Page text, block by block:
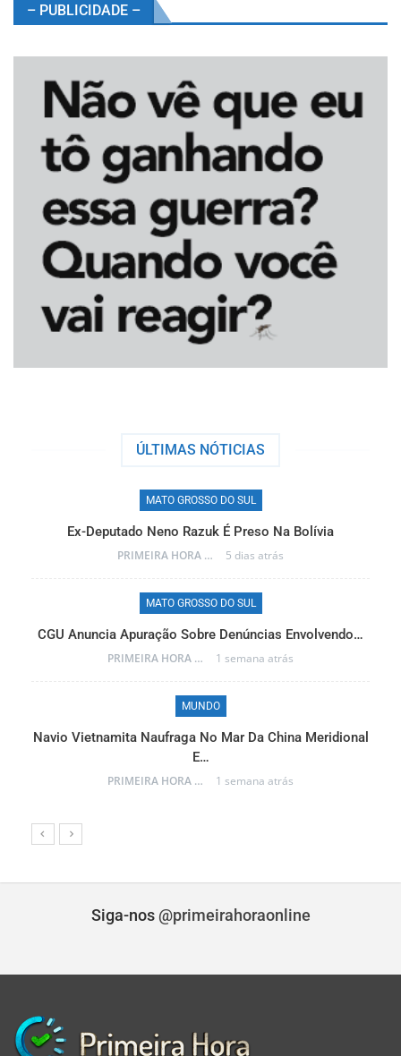
– PUBLICIDADE –
ÚLTIMAS NÓTICIAS
MATO GROSSO DO SUL
Ex-Deputado Neno Razuk É Preso Na Bolívia
PRIMEIRA HORA ONLINE 5 dias atrás
MATO GROSSO DO SUL
CGU Anuncia Apuração Sobre Denúncias Envolvendo…
PRIMEIRA HORA ONLINE 1 semana atrás
MUNDO
Navio Vietnamita Naufraga No Mar Da China Meridional
E…
PRIMEIRA HORA ONLINE 1 semana atrás
Siga-nos @primeirahoraonline